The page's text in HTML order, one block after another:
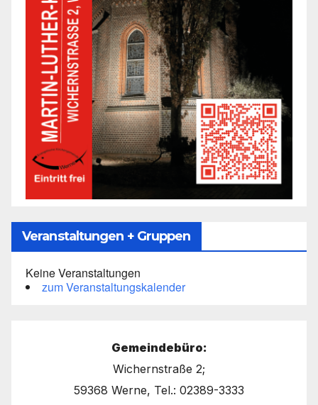
Veranstaltungen + Gruppen
Keine Veranstaltungen
zum Veranstaltungskalender
Gemeindebüro:
Wichernstraße 2;
59368 Werne, Tel.: 02389-3333